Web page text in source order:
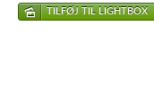
TILFØJ TIL LIGHTBOX